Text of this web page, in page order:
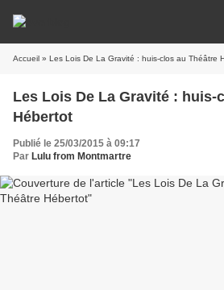
Accueil » Les Lois De La Gravité : huis-clos au Théâtre
Les Lois De La Gravité : huis-
Hébertot
Publié le 25/03/2015 à 09:17
Par Lulu from Montmartre